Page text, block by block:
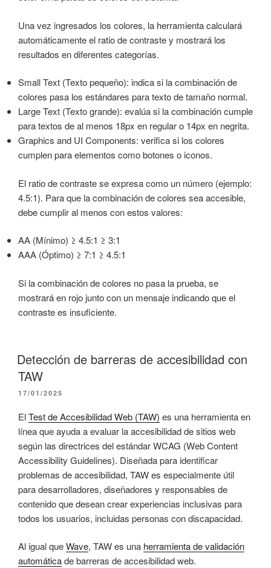
Una vez ingresados los colores, la herramienta calculará
automáticamente el ratio de contraste y mostrará los
resultados en diferentes categorías.
Small Text (Texto pequeño): indica si la combinación de
colores pasa los estándares para texto de tamaño normal.
Large Text (Texto grande): evalúa si la combinación cumple
para textos de al menos 18px en regular o 14px en negrita.
Graphics and UI Components: verifica si los colores
cumplen para elementos como botones o iconos.
El ratio de contraste se expresa como un número (ejemplo:
4.5:1). Para que la combinación de colores sea accesible,
debe cumplir al menos con estos valores:
AA (Mínimo) ≥ 4.5:1 ≥ 3:1
AAA (Óptimo) ≥ 7:1 ≥ 4.5:1
Si la combinación de colores no pasa la prueba, se
mostrará en rojo junto con un mensaje indicando que el
contraste es insuficiente.
Detección de barreras de accesibilidad con
TAW
PUBLICADO
17/01/2025
ElTest de Accesibilidad Web (TAW) es una herramienta en
línea que ayuda a evaluar la accesibilidad de sitios web
según las directrices del estándar WCAG (Web Content
Accessibility Guidelines). Diseñada para identificar
problemas de accesibilidad, TAW es especialmente útil
para desarrolladores, diseñadores y responsables de
contenido que desean crear experiencias inclusivas para
todos los usuarios, incluidas personas con discapacidad.
Al igual queWave, TAW es una herramienta de validación
automáticade barreras de accesibilidad web.